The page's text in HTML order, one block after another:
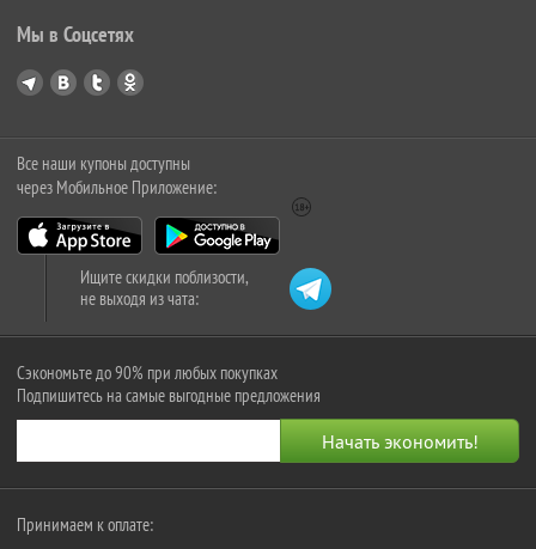
Мы в Соцсетях
Все наши купоны доступны
через Мобильное Приложение:
Ищите скидки поблизости,
не выходя из чата:
Сэкономьте до 90% при любых покупках
Подпишитесь на самые выгодные предложения
Принимаем к оплате: